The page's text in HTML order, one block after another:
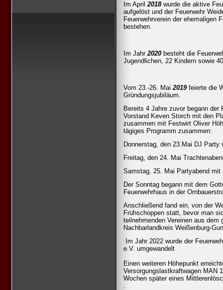
Im April2018wurde die aktive
aufgelöst und der Feuerwehr
Feuerwehrverein der ehemaligen
bestehen.
Im Jahr2020 besteht die
Jugendlichen, 22 Kindern sowie
Vom 23.-26. Mai2019feierte die
Gründungsjubiläum.
Bereits 4 Jahre zuvor begann
Vorstand Keven Storch mit den
zusammen mit Festwirt Oliver
tägiges Programm zusammen:
Donnerstag, den 23.Mai DJ
Freitag, den 24. Mai
Samstag, 25. Mai Partyabend mit
Der Sonntag begann mit dem
Feuerwehrhaus in der
Anschließend fand ein, von der
Frühschoppen statt, bevor man
teilnehmenden Vereinen aus dem
Nachbarlandkreis Weißenburg-
Im Jahr 2022 wurde der
e.V. umgewandelt
Einen weiteren Höhepunkt
Versorgungslastkraftwagen MAN
Wochen später eines
.